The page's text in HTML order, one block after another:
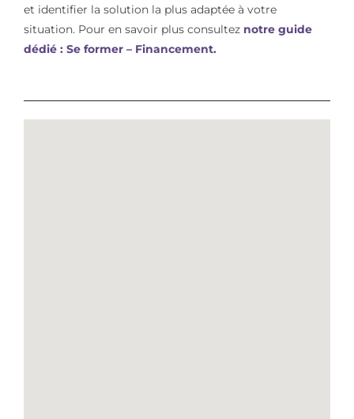
et identifier la solution la plus adaptée à votre
situation. Pour en savoir plus consulteznotre guide
dédié : Se former – Financement.